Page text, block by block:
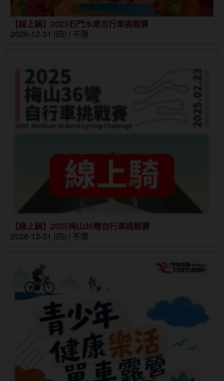
【線上騎】2023石門水庫自行車挑戰賽
2026-12-31 (四) / 不限
【線上騎】2025梅山36彎自行車挑戰賽
2026-12-31 (四) / 不限